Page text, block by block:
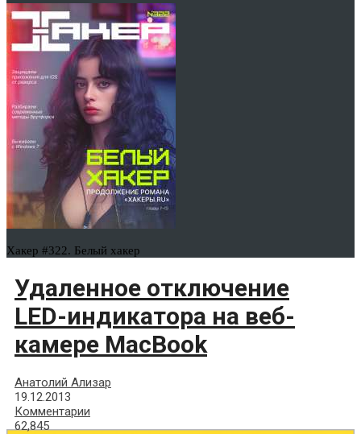
Хакер #322. Белый хакер
Удаленное отключение
LED-индикатора на веб-
камере MacBook
Анатолий Ализар
19.12.2013
Комментарии
62,845